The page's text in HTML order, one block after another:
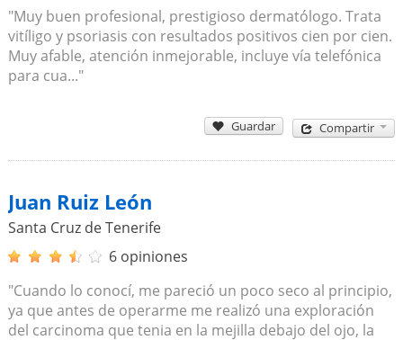
"Muy buen profesional, prestigioso dermatólogo. Trata
vitíligo y psoriasis con resultados positivos cien por cien.
Muy afable, atención inmejorable, incluye vía telefónica
para cua..."
Guardar Compartir
Juan Ruiz León
Santa Cruz de Tenerife
6 opiniones
"Cuando lo conocí, me pareció un poco seco al principio,
ya que antes de operarme me realizó una exploración
del carcinoma que tenia en la mejilla debajo del ojo, la